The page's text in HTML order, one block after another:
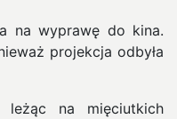
na wyprawę do kina.
projekcja odbyła
leżąc na mięciutkich